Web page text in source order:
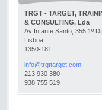
TRGT - TARGET,
& CONSULTING, Lda
Av Infante Santo, 355 1º Dt
Lisboa
1350-181
info@trgttarget. com
213 930 380
938 755 519